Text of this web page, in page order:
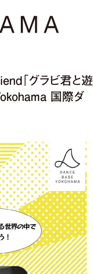
「グラビ君と遊
国際ダ